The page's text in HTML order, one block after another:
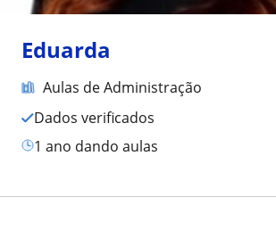
Eduarda
Aulas de Administração
Dados verificados
1 ano dando aulas